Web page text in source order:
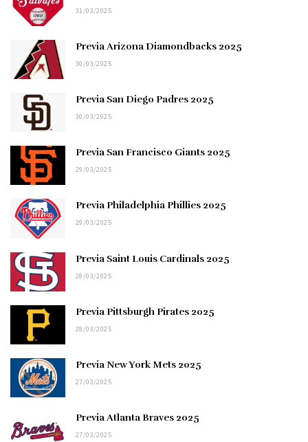
31/03/2025
Previa Arizona Diamondbacks 2025
30/03/2025
Previa San Diego Padres 2025
30/03/2025
Previa San Francisco Giants 2025
29/03/2025
Previa Philadelphia Phillies 2025
29/03/2025
Previa Saint Louis Cardinals 2025
28/03/2025
Previa Pittsburgh Pirates 2025
28/03/2025
Previa New York Mets 2025
27/03/2025
Previa Atlanta Braves 2025
27/03/2025